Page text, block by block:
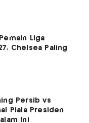
Liga
Chelsea Paling
Persib vs
Piala Presiden
Ini